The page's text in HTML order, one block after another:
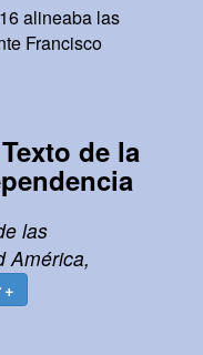
alineaba las
Francisco
Texto de la
las
América,